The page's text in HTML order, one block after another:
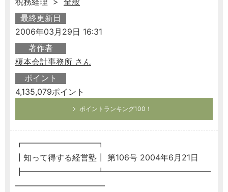
最終更新日
2006年03月29日 16:31
著作者
榎本会計事務所 さん
ポイント
4,135,079ポイント
ポイントランキング100！
┏━━━━━━━━━┓
┃知って得する経営塾┃ 第106号 2004年6月21日
┣━━━━━━━━━┻━━━━━━━━━━━━━
━━━━━━━━━━━